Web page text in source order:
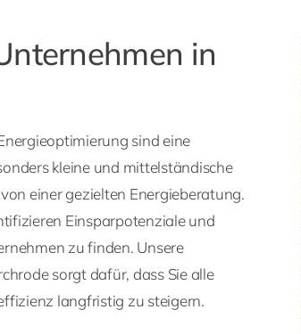
in
sind eine
kleine und mittelständische
einer gezielten Energieberatung.
Einsparpotenziale und
zu finden. Unsere
sorgt dafür, dass Sie alle
langfristig zu steigern.